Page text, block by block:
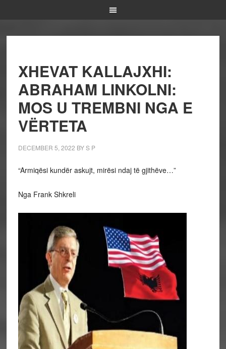
XHEVAT KALLAJXHI:
ABRAHAM LINKOLNI:
MOS U TREMBNI NGA E
VËRTETA
DECEMBER 5, 2022 BYS P
“Armiqësi kundër askujt, mirësi ndaj të gjithëve…”
Nga Frank Shkreli